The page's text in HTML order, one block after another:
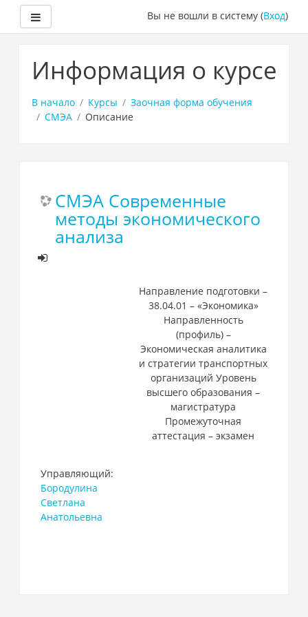
основному
Вы не вошли в систему (Вход)
Информация о курсе
В начало Курсы
Заочная форма обучения
СМЭА
Описание
СМЭА Современные
методы экономического
анализа
Направление подготовки –
38.04.01 – «Экономика»
Направленность
(профиль) –
Экономическая аналитика
и стратегии транспортных
организаций Уровень
высшего образования –
магистратура
Промежуточная
аттестация – экзамен
Управляющий:
Бородулина
Светлана
Анатольевна